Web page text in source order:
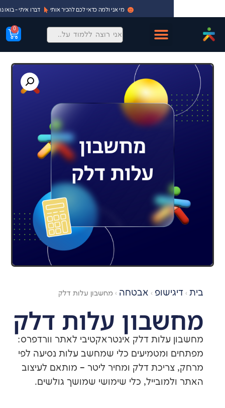
מי אני ולמה כדאי לכם להכיר אותי דברו איתי - בואו נתחיל!
0
› אבטחה › מחשבון עלות דלק
עלות דלק
דלק אינטראקטיבי לאתר וורדפרס:
ומטמיעים כלי שמחשב עלות נסיעה לפי
דלק ומחיר ליטר – מותאם לעיצוב
כלי שימושי שמושך גולשים.